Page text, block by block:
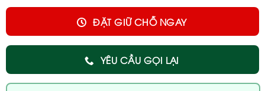
YÊU CẦU GỌI LẠI
ĐẶT GIỮ CHỖ NGAY